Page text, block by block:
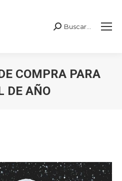
Buscar:
Buscar...
COMPRA PARA
DE AÑO